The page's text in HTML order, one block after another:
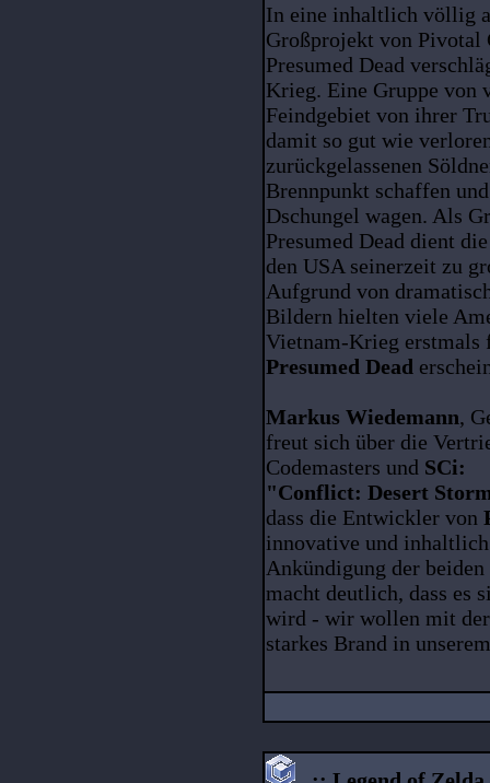
In eine inhaltlich völlig
Großprojekt von
Presumed Dead
Krieg. Eine Gruppe von
Feindgebiet von ihrer
damit so gut wie
zurückgelassenen
Brennpunkt schaffen
Dschungel wagen. Als
Presumed Dead dient
den USA seinerzeit zu
Aufgrund von
Bildern hielten viele
Vietnam-Krieg
Presumed Dead
Markus Wiedemann,
freut sich über die
Codemasters und SCi:
"Conflict: Desert
dass die Entwickler von
innovative und
Ankündigung der
macht deutlich, dass es
wird - wir wollen mit
starkes Brand in